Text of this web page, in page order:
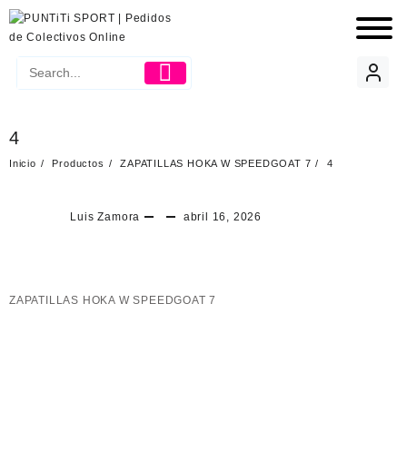
4
Inicio Productos ZAPATILLAS HOKA W SPEEDGOAT 7 4
Luis Zamora abril 16, 2026
ZAPATILLAS HOKA W SPEEDGOAT 7